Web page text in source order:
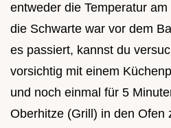
entweder die Temperatur
die Schwarte war vor dem
es passiert, kannst du
vorsichtig mit einem
und noch einmal für 5
Oberhitze (Grill) in den Ofen